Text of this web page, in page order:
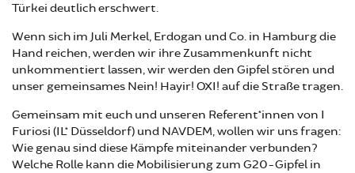
Türkei deutlich erschwert.
Wenn sich im Juli Merkel, Erdogan und Co. in Hamburg die
Hand reichen, werden wir ihre Zusammenkunft nicht
unkommentiert lassen, wir werden den Gipfel stören und
unser gemeinsames Nein! Hayir! OXI! auf die Straße tragen.
Gemeinsam mit euch und unseren Referent*innen von I
Furiosi (IL* Düsseldorf) und NAVDEM, wollen wir uns fragen:
Wie genau sind diese Kämpfe miteinander verbunden?
Welche Rolle kann die Mobilisierung zum G20-Gipfel in